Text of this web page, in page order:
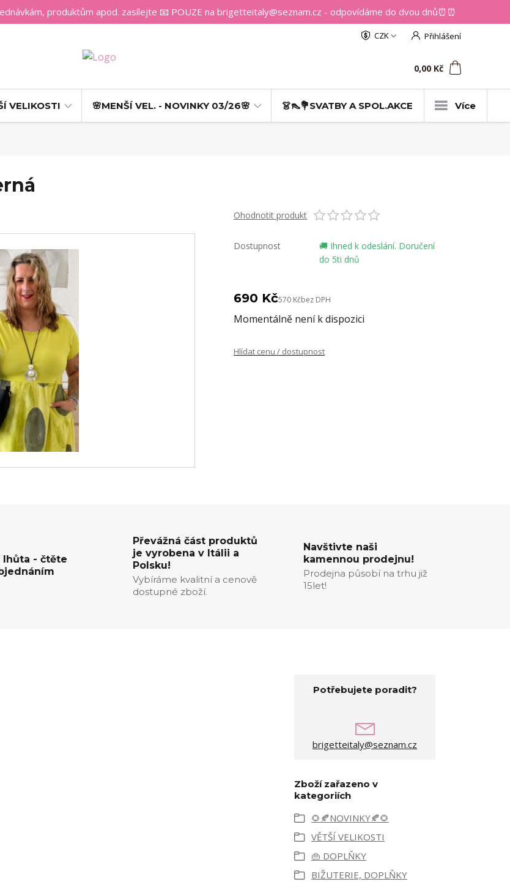
produktům apod. zasílejte 📧 POUZE na brigetteitaly@seznam.cz - odpovídáme do dvou dnů⏰⏰
CZK
Přihlášení
0,00 Kč
VELIKOSTI 🌸MENŠÍ VEL. - NOVINKY 03/26🌸 👗👠💐SVATBY A SPOL.AKCE Více
Ohodnotit produkt
Dostupnost
🚚 Ihned k odeslání. Doručení
do 5ti dnů
690 Kč570 Kčbez DPH
Momentálně není k dispozici
Hlídat cenu / dostupnost
lhůta - čtěte
Převážná část produktů
je vyrobena v Itálii a
Polsku!
Vybíráme kvalitní a cenově
dostupné zboží.
Navštivte naši
kamennou prodejnu!
Prodejna působí na trhu již
15let!
Potřebujete poradit?
brigetteitaly@seznam.cz
Zboží zařazeno v
kategoriích
🌻🍂NOVINKY🍂🌻
VĚTŠÍ VELIKOSTI
👜 DOPLŇKY
BIŽUTERIE, DOPLŇKY